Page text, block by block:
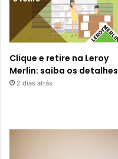
Clique e retire na Leroy
Merlin: saiba os detalhes
2 dias atrás